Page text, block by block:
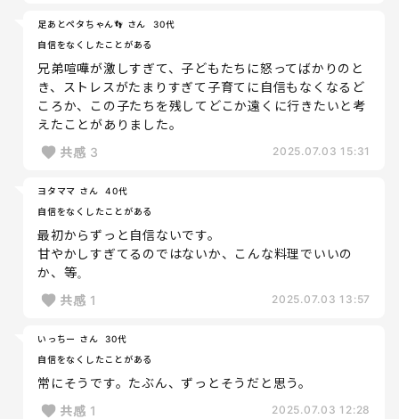
足あとペタちゃん👣 さん
30代
自信をなくしたことがある
兄弟喧嘩が激しすぎて、子どもたちに怒ってばかりのと
き、ストレスがたまりすぎて子育てに自信もなくなるど
ころか、この子たちを残してどこか遠くに行きたいと考
えたことがありました。
共感 3 2025.07.03 15:31
ヨタママ さん
40代
自信をなくしたことがある
最初からずっと自信ないです。
甘やかしすぎてるのではないか、こんな料理でいいの
か、等。
共感 1 2025.07.03 13:57
いっちー さん
30代
自信をなくしたことがある
常にそうです。たぶん、ずっとそうだと思う。
共感 1 2025.07.03 12:28